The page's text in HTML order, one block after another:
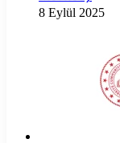
8 Eylül 2025